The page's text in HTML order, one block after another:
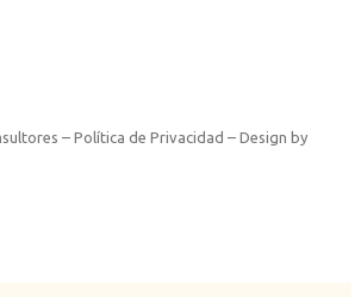
– Política de Privacidad – Design by